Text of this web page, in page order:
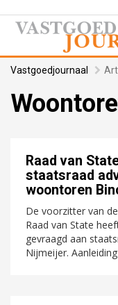
Vastgoedjournaal
Raad van
staatsraad
woontoren
De voorzitter van
Raad van State
gevraagd aan
Nijmeijer.